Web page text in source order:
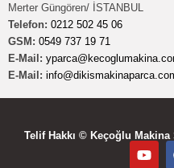
Merter Güngören/ İSTANBUL
Telefon: 0212 502 45 06
GSM: 0549 737 19 71
E-Mail:
E-Mail:
Telif Hakkı © Keçoğlu